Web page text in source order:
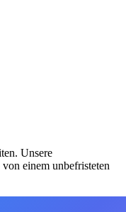
Unsere
einem unbefristeten